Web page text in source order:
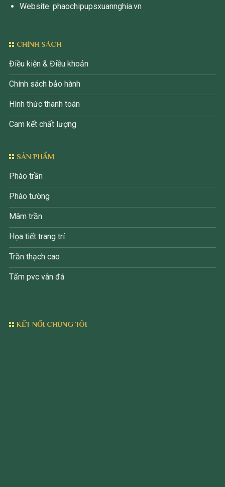
Website: phaochipupsxuannghia.vn
CHÍNH SÁCH
Điều kiện & Điều khoản
Chính sách bảo hành
Hình thức thanh toán
Cam kết chất lượng
SẢN PHẨM
Phào trần
Phào tường
Mâm trần
Họa tiết trang trí
Trần thạch cao
Tấm pvc vân đá
KẾT NỐI CHÚNG TÔI